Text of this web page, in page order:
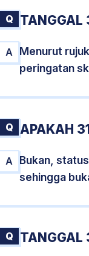
Q TANGGAL
A
Menurut
peringatan
Q APAKAH
A
Bukan,
sehingga
Q TANGGAL